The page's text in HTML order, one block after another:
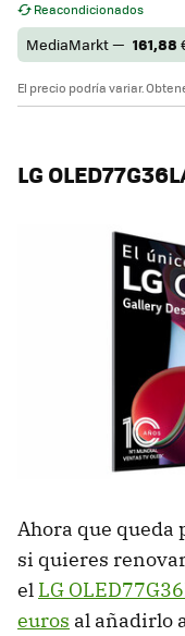
Reacondicionados
MediaMarkt — 161,88
El precio podría variar.
LG
Ahora que queda
si quieres
el LG
euros al añadirlo